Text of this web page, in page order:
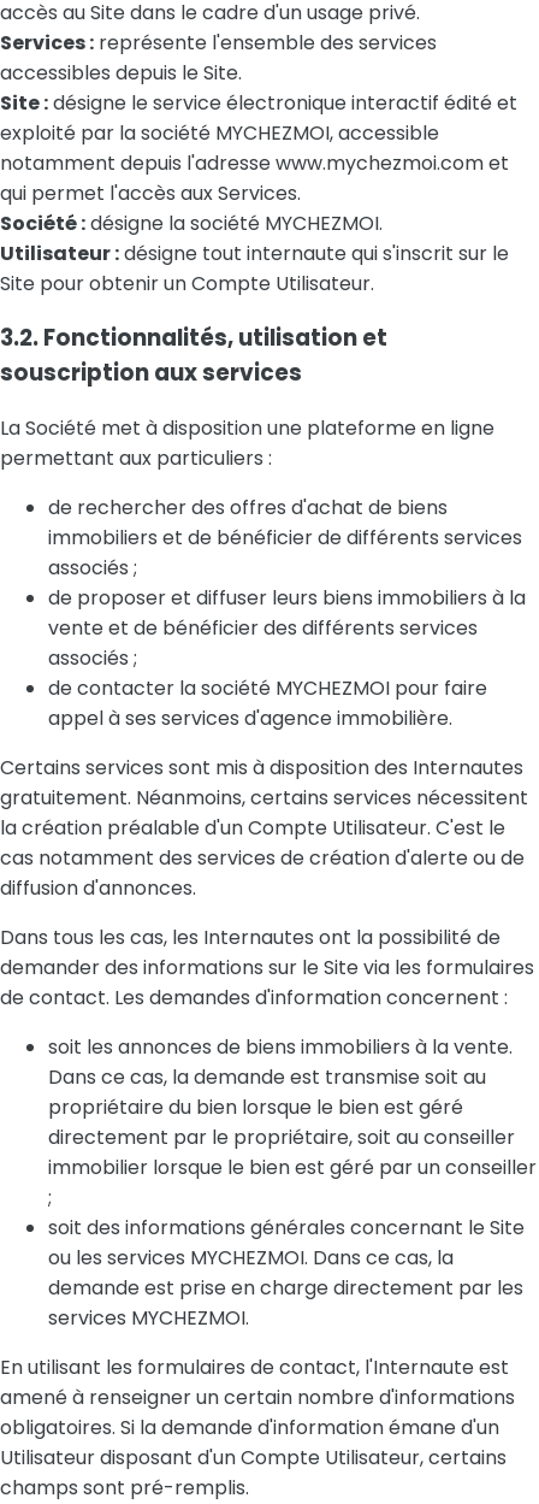
accès au Site dans le cadre d'un usage privé.
Services : représente l'ensemble des services
accessibles depuis le Site.
Site :désigne le service électronique interactif édité et
exploité par la société MYCHEZMOI, accessible
notamment depuis l'adresse www.mychezmoi.com et
qui permet l'accès aux Services.
Société :désigne la société MYCHEZMOI.
Utilisateur :désigne tout internaute qui s'inscrit sur le
Site pour obtenir un Compte Utilisateur.
3.2. Fonctionnalités, utilisation et
souscription aux services
La Société met à disposition une plateforme en ligne
permettant aux particuliers :
de rechercher des offres d'achat de biens
immobiliers et de bénéficier de différents services
associés ;
de proposer et diffuser leurs biens immobiliers à la
vente et de bénéficier des différents services
associés ;
de contacter la société MYCHEZMOI pour faire
appel à ses services d'agence immobilière.
Certains services sont mis à disposition des Internautes
gratuitement. Néanmoins, certains services nécessitent
la création préalable d'un Compte Utilisateur. C'est le
cas notamment des services de création d'alerte ou de
diffusion d'annonces.
Dans tous les cas, les Internautes ont la possibilité de
demander des informations sur le Site via les formulaires
de contact. Les demandes d'information concernent :
soit les annonces de biens immobiliers à la vente.
Dans ce cas, la demande est transmise soit au
propriétaire du bien lorsque le bien est géré
directement par le propriétaire, soit au conseiller
immobilier lorsque le bien est géré par un conseiller
;
soit des informations générales concernant le Site
ou les services MYCHEZMOI. Dans ce cas, la
demande est prise en charge directement par les
services MYCHEZMOI.
En utilisant les formulaires de contact, l'Internaute est
amené à renseigner un certain nombre d'informations
obligatoires. Si la demande d'information émane d'un
Utilisateur disposant d'un Compte Utilisateur, certains
champs sont pré-remplis.